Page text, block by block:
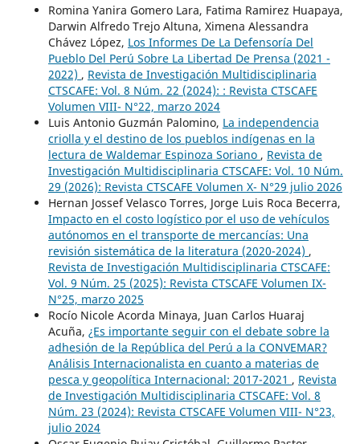
Romina Yanira Gomero Lara, Fatima Ramirez Huapaya,
Darwin Alfredo Trejo Altuna, Ximena Alessandra
Chávez López, Los Informes De La Defensoría Del
Pueblo Del Perú Sobre La Libertad De Prensa (2021 -
2022) , Revista de Investigación Multidisciplinaria
CTSCAFE: Vol. 8 Núm. 22 (2024): : Revista CTSCAFE
Volumen VIII- N°22, marzo 2024
Luis Antonio Guzmán Palomino, La independencia
criolla y el destino de los pueblos indígenas en la
lectura de Waldemar Espinoza Soriano , Revista de
Investigación Multidisciplinaria CTSCAFE: Vol. 10 Núm.
29 (2026): Revista CTSCAFE Volumen X- N°29 julio 2026
Hernan Jossef Velasco Torres, Jorge Luis Roca Becerra,
Impacto en el costo logístico por el uso de vehículos
autónomos en el transporte de mercancías: Una
revisión sistemática de la literatura (2020-2024) ,
Revista de Investigación Multidisciplinaria CTSCAFE:
Vol. 9 Núm. 25 (2025): Revista CTSCAFE Volumen IX-
N°25, marzo 2025
Rocío Nicole Acorda Minaya, Juan Carlos Huaraj
Acuña, ¿Es importante seguir con el debate sobre la
adhesión de la República del Perú a la CONVEMAR?
Análisis Internacionalista en cuanto a materias de
pesca y geopolítica Internacional: 2017-2021 , Revista
de Investigación Multidisciplinaria CTSCAFE: Vol. 8
Núm. 23 (2024): Revista CTSCAFE Volumen VIII- N°23,
julio 2024